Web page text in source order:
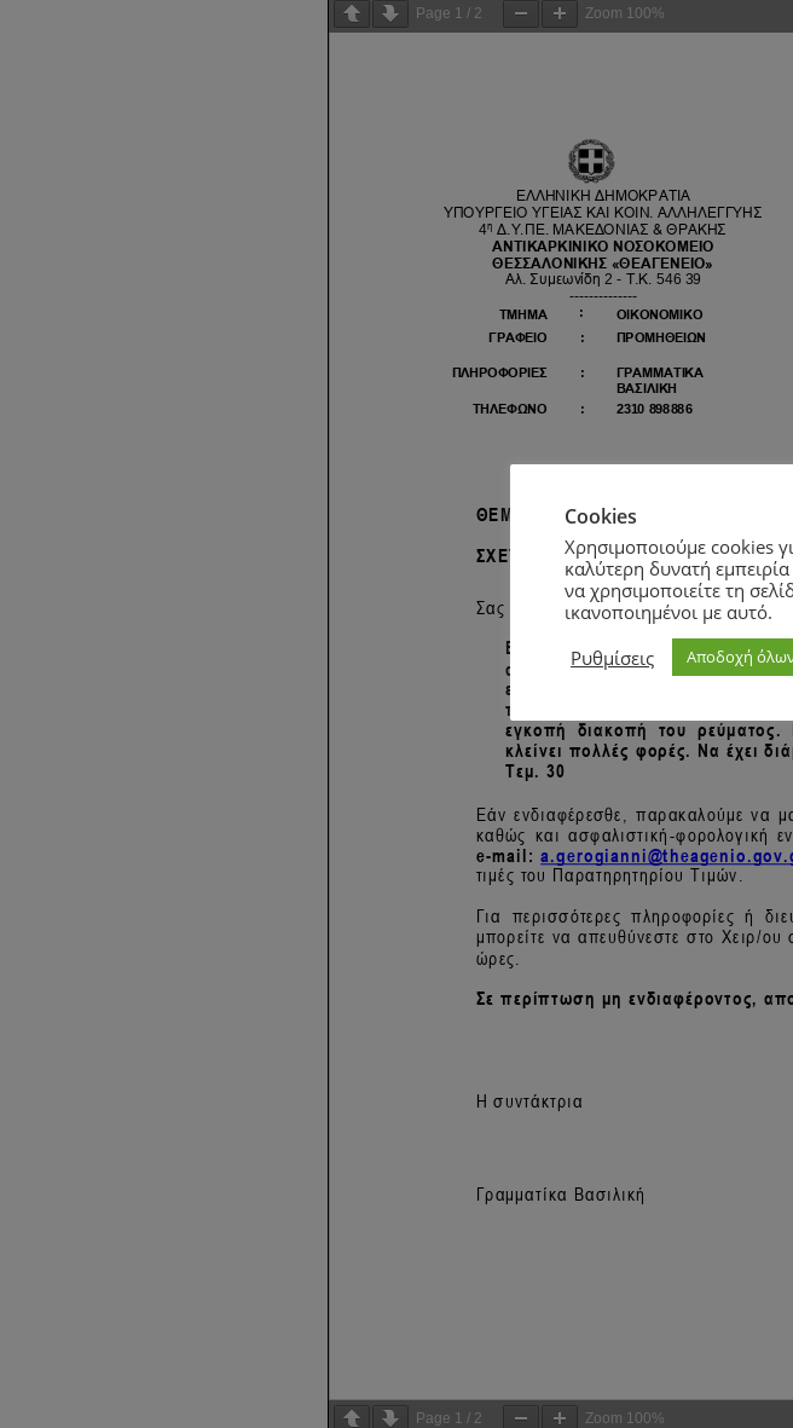
Page 1 / 2 Zoom 100%
Page 1 / 2 Zoom 100%
Cookies
Χρησιμοποιούμε cookies
καλύτερη δυνατή
να χρησιμοποιείτε τη
ικανοποιημένοι με αυτό.
Ρυθμίσεις
Αποδοχή